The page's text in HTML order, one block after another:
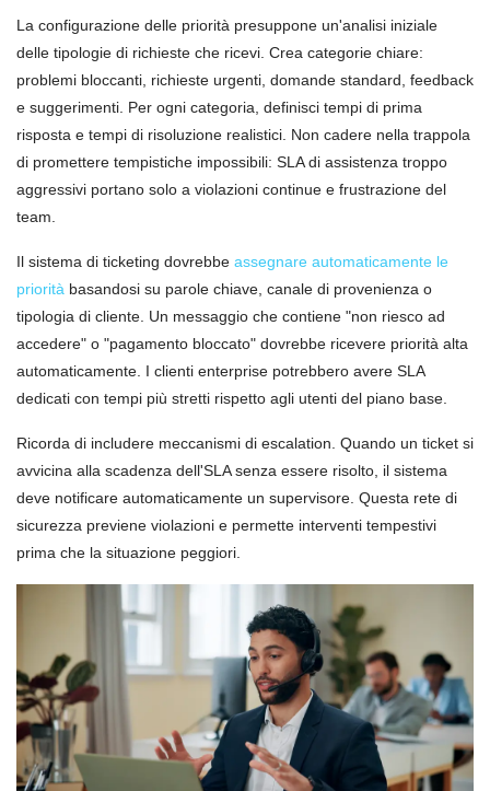
La configurazione delle priorità presuppone un'analisi iniziale
delle tipologie di richieste che ricevi. Crea categorie chiare:
problemi bloccanti, richieste urgenti, domande standard, feedback
e suggerimenti. Per ogni categoria, definisci tempi di prima
risposta e tempi di risoluzione realistici. Non cadere nella trappola
di promettere tempistiche impossibili: SLA di assistenza troppo
aggressivi portano solo a violazioni continue e frustrazione del
team.
Il sistema di ticketing dovrebbe assegnare automaticamente le
priorità basandosi su parole chiave, canale di provenienza o
tipologia di cliente. Un messaggio che contiene "non riesco ad
accedere" o "pagamento bloccato" dovrebbe ricevere priorità alta
automaticamente. I clienti enterprise potrebbero avere SLA
dedicati con tempi più stretti rispetto agli utenti del piano base.
Ricorda di includere meccanismi di escalation. Quando un ticket si
avvicina alla scadenza dell'SLA senza essere risolto, il sistema
deve notificare automaticamente un supervisore. Questa rete di
sicurezza previene violazioni e permette interventi tempestivi
prima che la situazione peggiori.